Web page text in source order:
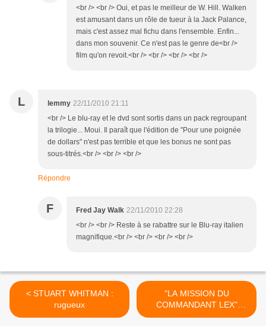
<br /> <br /> Oui, et pas le meilleur de W. Hill. Walken
est amusant dans un rôle de tueur à la Jack Palance,
mais c'est assez mal fichu dans l'ensemble. Enfin...
dans mon souvenir. Ce n'est pas le genre de<br />
film qu'on revoit.<br /> <br /> <br /> <br />
L lemmy 22/11/2010 21:11
<br /> Le blu-ray et le dvd sont sortis dans un pack regroupant
la trilogie... Moui. Il paraît que l'édition de "Pour une poignée
de dollars" n'est pas terrible et que les bonus ne sont pas
sous-titrés.<br /> <br /> <br />
Répondre
F Fred Jay Walk 22/11/2010 22:28
<br /> <br /> Reste à se rabattre sur le Blu-ray italien
magnifique.<br /> <br /> <br /> <br />
< STUART WHITMAN :
rugueux
"LA MISSION DU
COMMANDANT LEX"
(1952) >